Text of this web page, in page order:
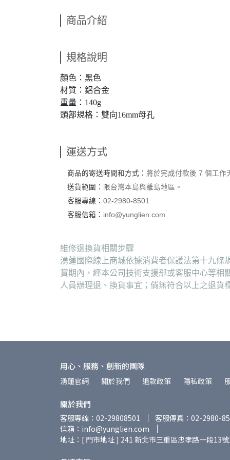
商品介紹
規格說明
顏色：黑色
材質：鋁合金
重量：140g
頭部規格：雙向16mm母孔
運送方式
商品的寄送時間和方式： 將於完成付款後 7 個工作
送貨範圍： 限台灣本島與離島地區。
客服專線： 02-2980-8501
客服信箱： info@yunglien.com
維修退換貨相關步驟
湧蓮國際線上商城依據消費者保護法第十九條
賞期內，經本公司技術支援部或客服中心等
人員辦理退、換貨事宜；倘無符合以上之退
用心、服務、創新的團隊
湧蓮官網 關於我們 退款政策 隱私政策
關於我們
客服專線：02-29808501
客服傳真：02-2980-
信箱：info@yunglien.com
地址：[ 門市地址 ] 241 新北市三重區忠孝路一段